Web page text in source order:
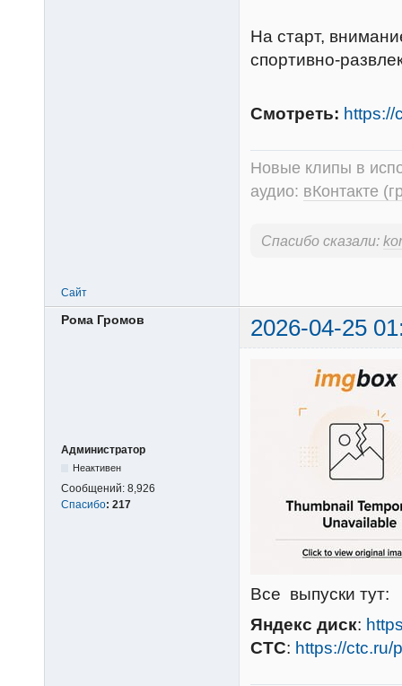
На старт,
спортивно-
Смотреть:
Новые клипы в
аудио: вКонтакте
Спасибо сказали:
Сайт
Рома Громов 2026-04-25
Администратор
Неактивен
Сообщений: 8,926
Спасибо: 217
Все выпуски тут:
Яндекс диск:
СТС: https://